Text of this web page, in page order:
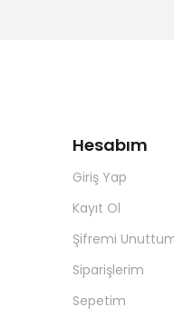
Hesabım
Giriş Yap
Kayıt Ol
Şifremi
Siparişlerim
Sepetim